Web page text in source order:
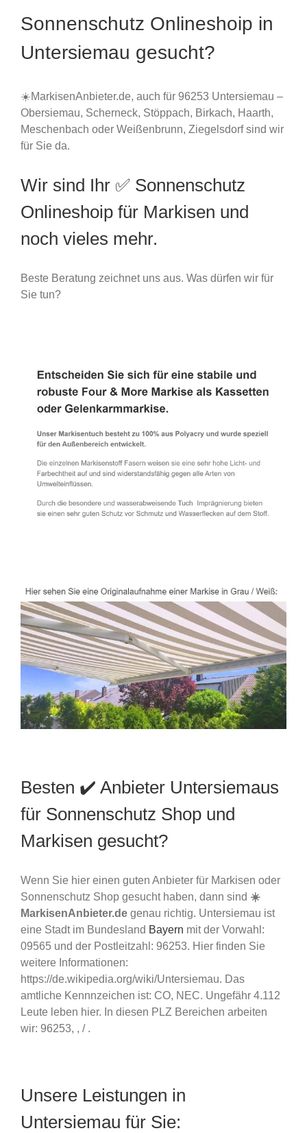
Sonnenschutz Onlineshoip in
Untersiemau gesucht?
☀️MarkisenAnbieter.de, auch für 96253 Untersiemau –
Obersiemau, Scherneck, Stöppach, Birkach, Haarth,
Meschenbach oder Weißenbrunn, Ziegelsdorf sind wir
für Sie da.
Wir sind Ihr ✅ Sonnenschutz
Onlineshoip für Markisen und
noch vieles mehr.
Beste Beratung zeichnet uns aus. Was dürfen wir für
Sie tun?
Besten ✔️ Anbieter Untersiemaus
für Sonnenschutz Shop und
Markisen gesucht?
Wenn Sie hier einen guten Anbieter für Markisen oder
Sonnenschutz Shop gesucht haben, dann sind ☀️
MarkisenAnbieter.de genau richtig. Untersiemau ist
eine Stadt im Bundesland Bayern mit der Vorwahl:
09565 und der Postleitzahl: 96253. Hier finden Sie
weitere Informationen:
https://de.wikipedia.org/wiki/Untersiemau. Das
amtliche Kennnzeichen ist: CO, NEC. Ungefähr 4.112
Leute leben hier. In diesen PLZ Bereichen arbeiten
wir: 96253, , / .
Unsere Leistungen in
Untersiemau für Sie: